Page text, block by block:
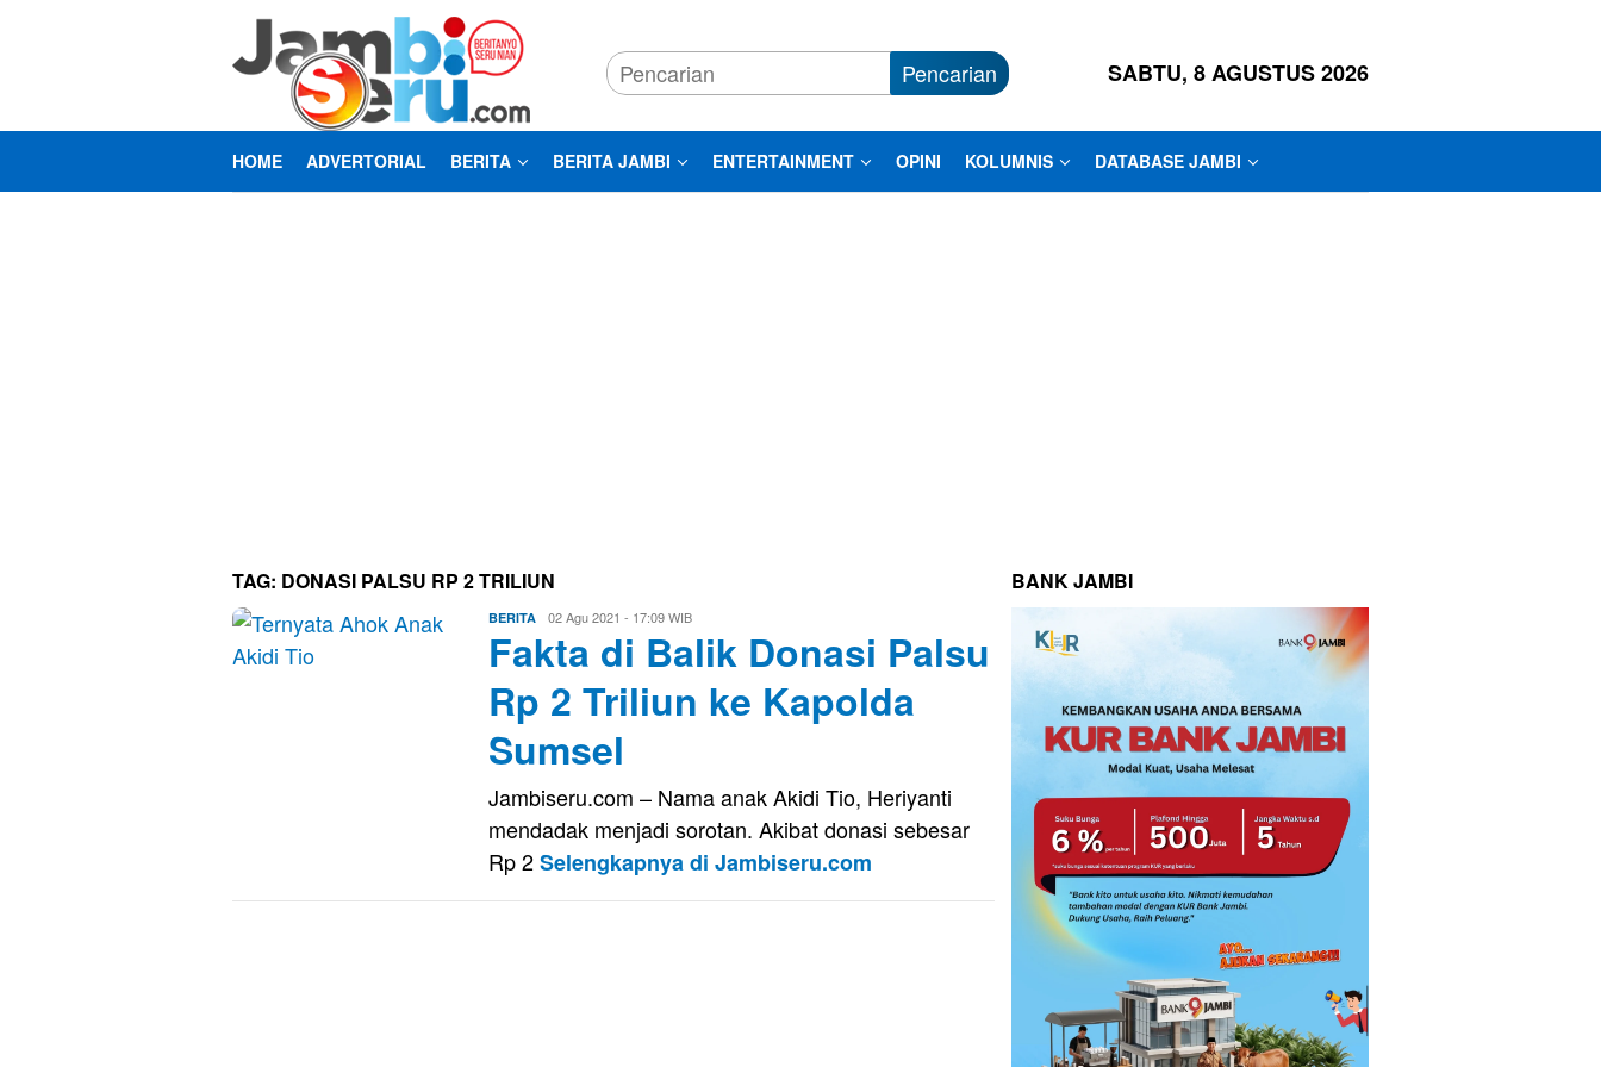
Pencarian SABTU, 8 AGUSTUS 2026
HOME ADVERTORIAL BERITA BERITA JAMBI ENTERTAINMENT OPINI KOLUMNIS DATABASE JAMBI
TAG: DONASI PALSU RP 2 TRILIUN
BERITA Eri
Saputra
02 Agu 2021 - 17:09 WIB
Fakta di Balik Donasi Palsu
Rp 2 Triliun ke Kapolda
Sumsel
Jambiseru.com – Nama anak Akidi Tio, Heriyanti
mendadak menjadi sorotan. Akibat donasi sebesar
Rp 2Selengkapnya di Jambiseru.com
BANK JAMBI